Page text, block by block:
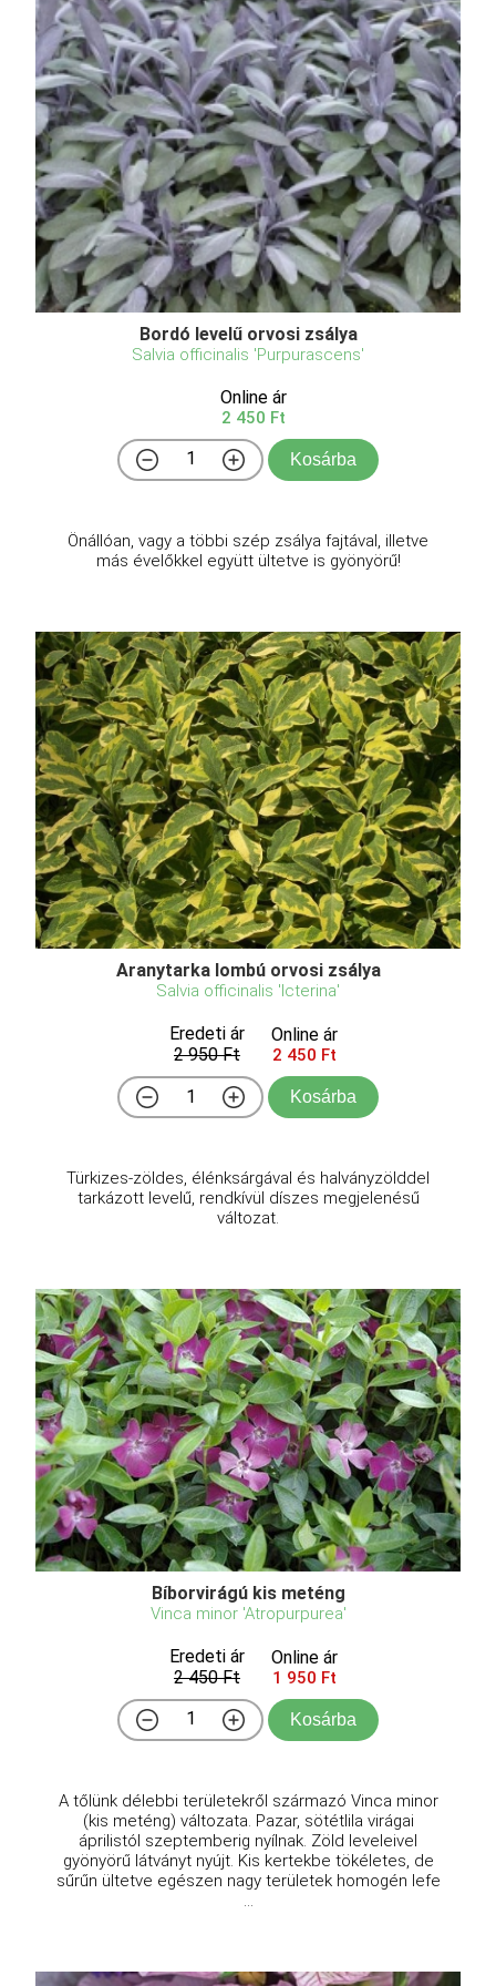
Bordó levelű orvosi zsálya
Salvia officinalis 'Purpurascens'
Online ár
2 450 Ft
Kosárba
Önállóan, vagy a többi szép zsálya fajtával, illetve
más évelőkkel együtt ültetve is gyönyörű!
Aranytarka lombú orvosi zsálya
Salvia officinalis 'Icterina'
Eredeti ár
2 950 Ft
Online ár
2 450 Ft
Kosárba
Türkizes-zöldes, élénksárgával és halványzölddel
tarkázott levelű, rendkívül díszes megjelenésű
változat.
Bíborvirágú kis meténg
Vinca minor 'Atropurpurea'
Eredeti ár
2 450 Ft
Online ár
1 950 Ft
Kosárba
A tőlünk délebbi területekről származó Vinca minor
(kis meténg) változata. Pazar, sötétlila virágai
áprilistól szeptemberig nyílnak. Zöld leveleivel
gyönyörű látványt nyújt. Kis kertekbe tökéletes, de
sűrűn ültetve egészen nagy területek homogén lefe
...